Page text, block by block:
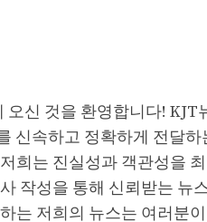
오신 것을 환영합니다! KJT
신속하고 정확하게 전달하
희는 진실성과 객관성을
작성을 통해 신뢰받는 뉴
는 저희의 뉴스는 여러분